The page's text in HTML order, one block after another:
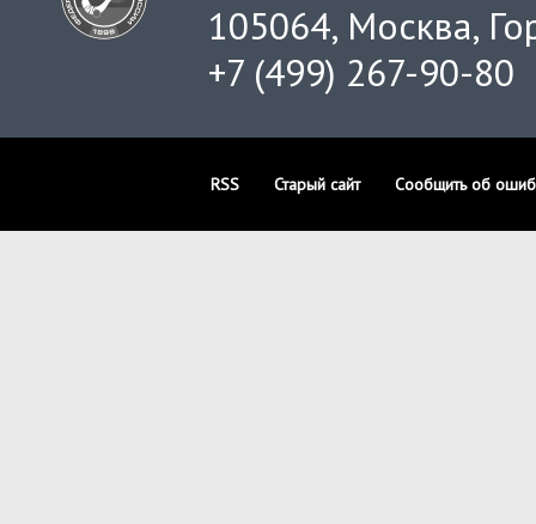
105064, Москва,
+7 (499) 267-90-80
RSS Старый сайт Сообщить об